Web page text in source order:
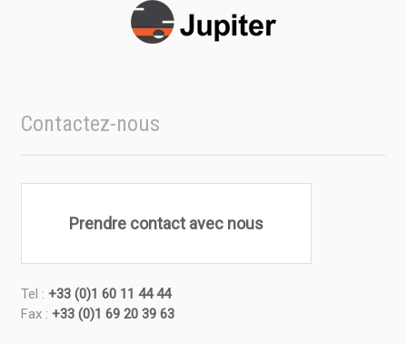
Contactez-nous
Prendre contact avec nous
Tel : +33 (0)1 60 11 44 44
Fax : +33 (0)1 69 20 39 63